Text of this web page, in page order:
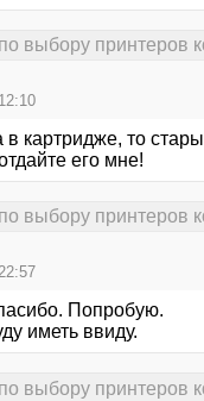
выбору принтеров
картридже, то
его мне!
выбору принтеров
Попробую.
иметь ввиду.
выбору принтеров